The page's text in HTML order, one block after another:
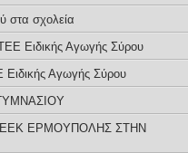
στα σχολεία
Ειδικής Αγωγής Σύρου
Ειδικής Αγωγής Σύρου
ΕΡΜΟΥΠΟΛΗΣ ΣΤΗΝ